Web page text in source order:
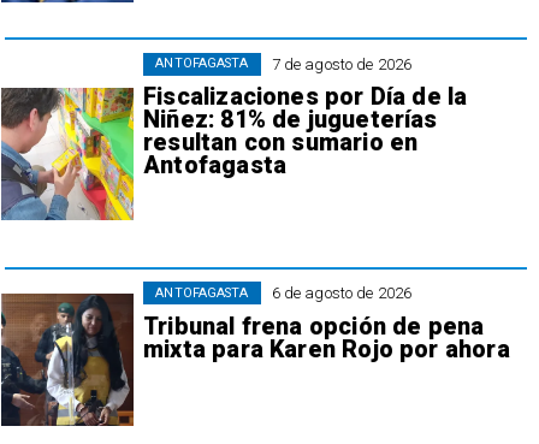
7 de agosto de 2026
Fiscalizaciones por Día de la
Niñez: 81% de jugueterías
resultan con sumario en
Antofagasta
ANTOFAGASTA
6 de agosto de 2026
Tribunal frena opción de pena
mixta para Karen Rojo por ahora
ANTOFAGASTA